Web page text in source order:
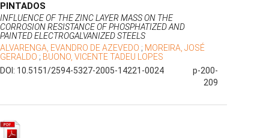
PINTADOS
INFLUENCE OF THE ZINC LAYER MASS ON THE
CORROSION RESISTANCE OF PHOSPHATIZED AND
PAINTED ELECTROGALVANIZED STEELS
ALVARENGA, EVANDRO DE AZEVEDO ; MOREIRA, JOSÉ
GERALDO ; BUONO, VICENTE TADEU LOPES
DOI: 10.5151/2594-5327-2005-14221-0024
p-200-
209